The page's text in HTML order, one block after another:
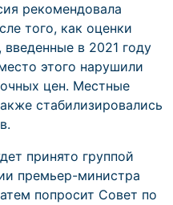
рекомендовала
того, как оценки
введенные в 2021 году
этого нарушили
цен. Местные
стабилизировались
принято группой
премьер-министра
попросит Совет по